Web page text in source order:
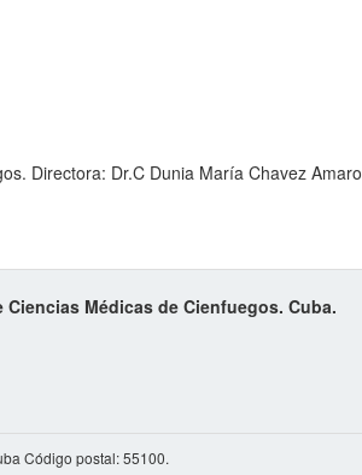
Directora: Dr.C Dunia María Chavez Amaro
Médicas de Cienfuegos. Cuba.
Código postal: 55100.